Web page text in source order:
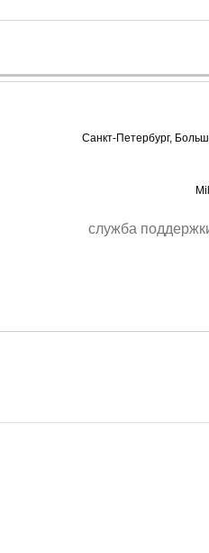
Санкт-Петербург,
служба